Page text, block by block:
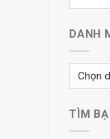
DANH
Danh
mục
TÌM